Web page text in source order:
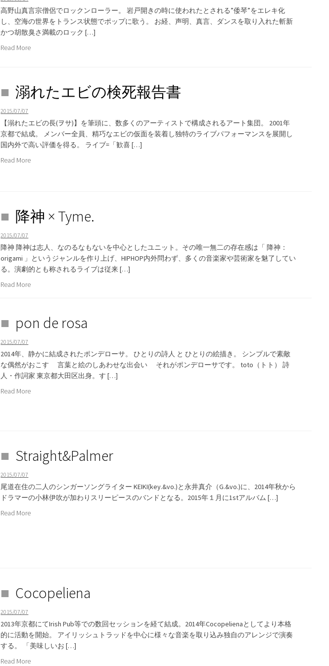
高野山真言宗僧侶でロックンローラー。 岩戸開きの時に使われたとされる”倭琴”をエレキ化
し、空海の世界をトランス状態でポップに歌う。 お経、声明、真言、ダンスを取り入れた斬新
かつ胡散臭さ満載のロック […]
Read More
溺れたエビの検死報告書
2015/07/07
【溺れたエビの長(ヲサ)】を筆頭に、数多くのアーティストで構成されるアート集団。 2001年
京都で結成。 メンバー全員、精巧なエビの仮面を装着し独特のライブパフォーマンスを展開し
国内外で高い評価を得る。 ライブ=「歓喜 […]
Read More
降神 × Tyme.
2015/07/07
降神 降神は志人、なのるなもないを中心としたユニット。その唯一無二の存在感は「 降神：
origami 」というジャンルを作り上げ、HIPHOP内外問わず、多くの音楽家や芸術家を魅了してい
る。演劇的とも称されるライブは従来 […]
Read More
pon de rosa
2015/07/07
2014年、静かに結成されたポンデローサ。 ひとりの詩人 と ひとりの絵描き。 シンプルで素敵
な偶然がおこす 言葉と絵のしあわせな出会い それがポンデローサです。 toto（トト） 詩
人・作詞家 東京都大田区出身。す […]
Read More
Straight&Palmer
2015/07/07
尾道在住の二人のシンガーソングライター KEIKI(key.&vo.)と永井真介（G.&vo.)に、2014年秋から
ドラマーの小林伊吹が加わりスリーピースのバンドとなる。2015年１月に1stアルバム […]
Read More
Cocopeliena
2015/07/07
2013年京都にてIrish Pub等での数回セッションを経て結成。2014年Cocopelienaとしてより本格
的に活動を開始。 アイリッシュトラッドを中心に様々な音楽を取り込み独自のアレンジで演奏
する。 「美味しいお […]
Read More